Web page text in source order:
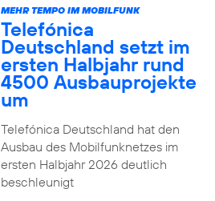
MEHR TEMPO IM MOBILFUNK
Telefónica
Deutschland setzt im
ersten Halbjahr rund
4500 Ausbauprojekte
um
Telefónica Deutschland hat den
Ausbau des Mobilfunknetzes im
ersten Halbjahr 2026 deutlich
beschleunigt